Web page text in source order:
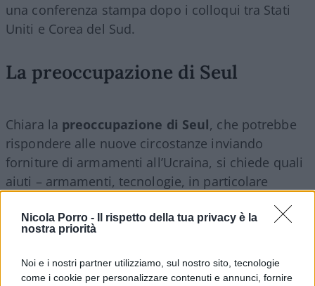
Nicola Porro -
Il rispetto della tua privacy è la
nostra priorità
Noi e i nostri partner utilizziamo, sul nostro sito, tecnologie
come i cookie per personalizzare contenuti e annunci, fornire
una conferenza stampa dopo i colloqui tra Stati
Uniti e Corea del Sud.
La preoccupazione di Seul
Chiara la preoccupazione di Seul, che potrebbe
rispondere alle nuove circostanze inviando
forniture di armamenti all’Ucraina, si chiede quali
aiuti – armamenti, tecnologie, in particolare
promessi da Mosca a Pyongyang per ripagare il
favore, ora che i due Paesi sono vincolati alla
difesa reciproca da un accordo di partnership.